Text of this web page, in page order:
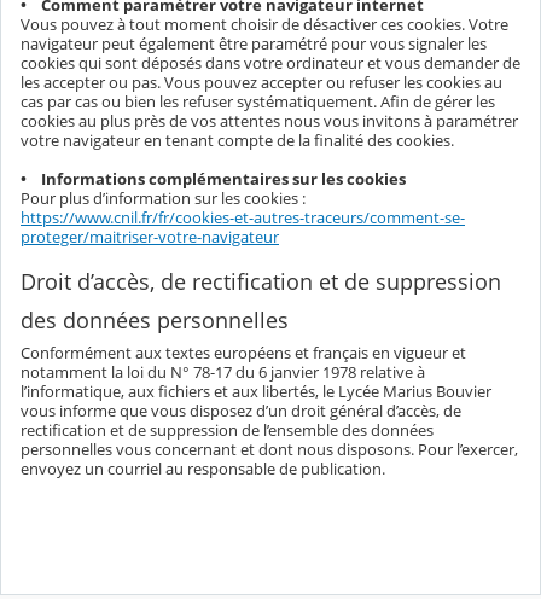
• Comment paramétrer votre navigateur internet
Vous pouvez à tout moment choisir de désactiver ces cookies. Votre
navigateur peut également être paramétré pour vous signaler les
cookies qui sont déposés dans votre ordinateur et vous demander de
les accepter ou pas. Vous pouvez accepter ou refuser les cookies au
cas par cas ou bien les refuser systématiquement. Afin de gérer les
cookies au plus près de vos attentes nous vous invitons à paramétrer
votre navigateur en tenant compte de la finalité des cookies.
• Informations complémentaires sur les cookies
Pour plus d’information sur les cookies :
https://www.cnil.fr/fr/cookies-et-autres-traceurs/comment-se-
proteger/maitriser-votre-navigateur
Droit d’accès, de rectification et de suppression
des données personnelles
Conformément aux textes européens et français en vigueur et
notamment la loi du N° 78-17 du 6 janvier 1978 relative à
l’informatique, aux fichiers et aux libertés, le Lycée Marius Bouvier
vous informe que vous disposez d’un droit général d’accès, de
rectification et de suppression de l’ensemble des données
personnelles vous concernant et dont nous disposons. Pour l’exercer,
envoyez un courriel au responsable de publication.